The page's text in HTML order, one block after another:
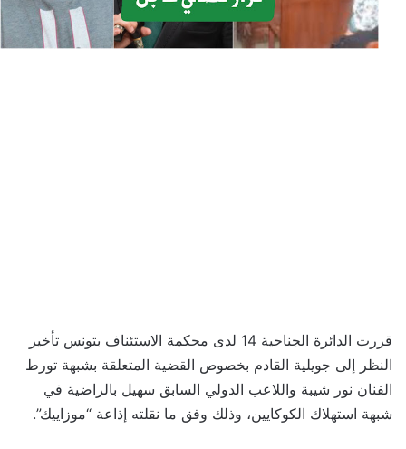
قررت الدائرة الجناحية 14 لدى محكمة الاستئناف بتونس تأخير
النظر إلى جويلية القادم بخصوص القضية المتعلقة بشبهة تورط
الفنان نور شيبة واللاعب الدولي السابق سهيل بالراضية في
شبهة استهلاك الكوكايين، وذلك وفق ما نقلته إذاعة “موزاييك”.